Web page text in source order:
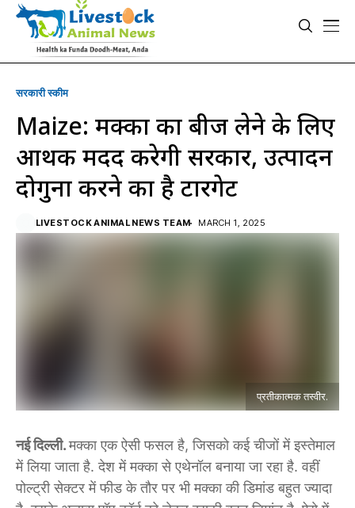
सरकारी स्की‍म
Maize: मक्का का बीज लेने के लिए
आर्थिक मदद करेगी सरकार, उत्पादन
दोगुना करने का है टारगेट
LIVESTOCK ANIMAL NEWS TEAM MARCH 1, 2025
प्रतीकात्मक तस्वीर.
नई दिल्ली.मक्का एक ऐसी फसल है, जिसको कई चीजों में इस्तेमाल
में लिया जाता है. देश में मक्का से ए​थेनॉल बनाया जा रहा है. वहीं
पोल्ट्री सेक्टर में फीड के तौर पर भी मक्का की डिमांड बहुत ज्यादा